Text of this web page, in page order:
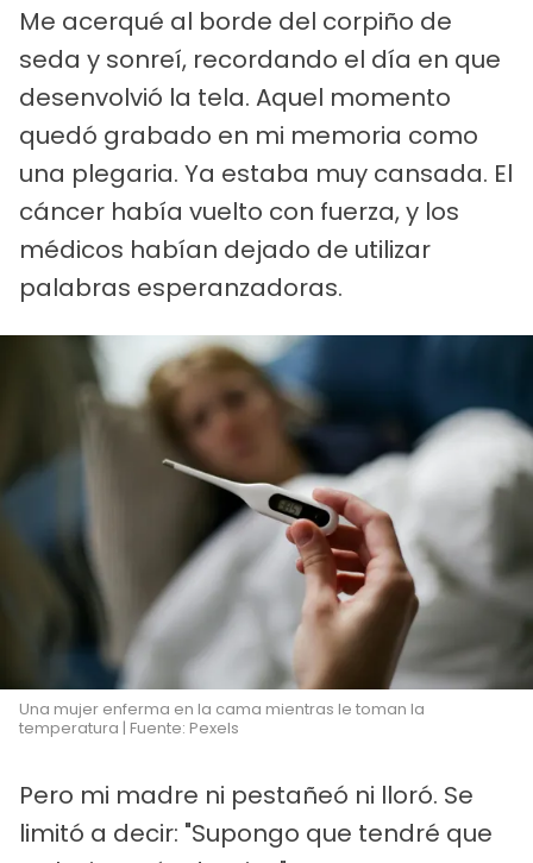
Me acerqué al borde del corpiño de
seda y sonreí, recordando el día en que
desenvolvió la tela. Aquel momento
quedó grabado en mi memoria como
una plegaria. Ya estaba muy cansada. El
cáncer había vuelto con fuerza, y los
médicos habían dejado de utilizar
palabras esperanzadoras.
Una mujer enferma en la cama mientras le toman la
temperatura | Fuente: Pexels
Pero mi madre ni pestañeó ni lloró. Se
limitó a decir: "Supongo que tendré que